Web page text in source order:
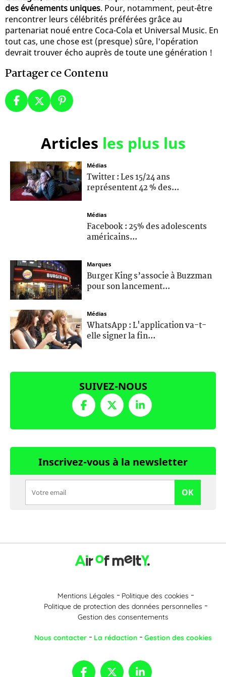
des événements uniques. Pour, notamment, peut-être
rencontrer leurs célébrités préférées grâce au
partenariat noué entre Coca-Cola et Universal Music. En
tout cas, une chose est (presque) sûre, l'opération
devrait trouver écho auprès de toute une génération !
Partager ce Contenu
Articles les plus lus
Médias
Twitter : Les 15/24 ans
représentent 42 % des...
Médias
Facebook : 25% des adolescents
américains...
Marques
Burger King s’associe à Buzzman
pour son lancement...
Médias
WhatsApp : L'application va-t-
elle signer la fin...
SUIVEZ-NOUS
Inscrivez-vous à la newsletter
OK
Mentions Légales
Politique des cookies
Politique de protection des données personnelles
Gestion des consentements
Nous contacter La rédaction Gestion des cookies